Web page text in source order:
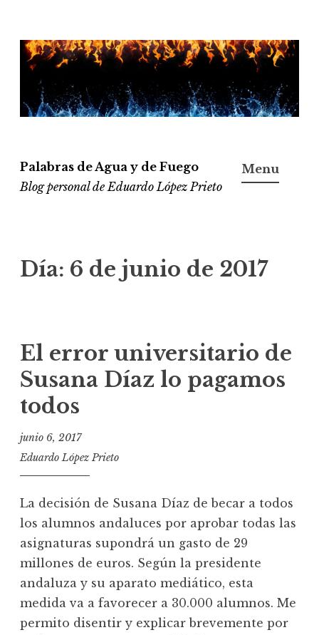
Ir
al
contenido
Palabras de Agua y de Fuego
Blog personal de Eduardo López Prieto
Menu
Día: 6 de junio de 2017
El error universitario de
Susana Díaz lo pagamos
todos
junio 6, 2017
Eduardo López Prieto
La decisión de Susana Díaz de becar a todos
los alumnos andaluces por aprobar todas las
asignaturas supondrá un gasto de 29
millones de euros. Según la presidente
andaluza y su aparato mediático, esta
medida va a favorecer a 30.000 alumnos. Me
permito disentir y explicar brevemente por